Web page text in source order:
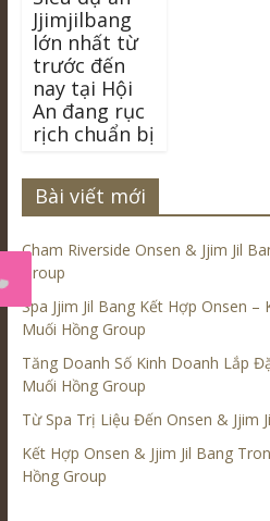
Jjimjilbang
lớn nhất từ
trước đến
nay tại Hội
An đang rục
rịch chuẩn bị
Bài viết mới
Cham Riverside Onsen & Jjim Jil
Group
Spa Jjim Jil Bang Kết Hợp Onsen –
Muối Hồng Group
Tăng Doanh Số Kinh Doanh Lắp
Muối Hồng Group
Từ Spa Trị Liệu Đến Onsen & Jjim
Kết Hợp Onsen & Jjim Jil Bang
Hồng Group